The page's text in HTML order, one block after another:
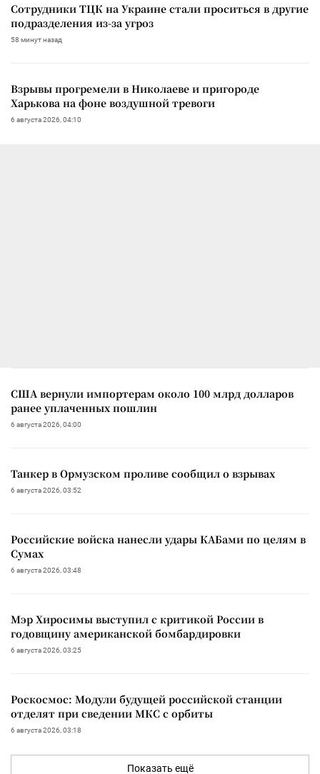
Сотрудники ТЦК на Украине стали проситься в другие
подразделения из-за угроз
58 минут назад
Взрывы прогремели в Николаеве и пригороде
Харькова на фоне воздушной тревоги
6 августа 2026, 04:10
США вернули импортерам около 100 млрд долларов
ранее уплаченных пошлин
6 августа 2026, 04:00
Танкер в Ормузском проливе сообщил о взрывах
6 августа 2026, 03:52
Российские войска нанесли удары КАБами по целям в
Сумах
6 августа 2026, 03:48
Мэр Хиросимы выступил с критикой России в
годовщину американской бомбардировки
6 августа 2026, 03:25
Роскосмос: Модули будущей российской станции
отделят при сведении МКС с орбиты
6 августа 2026, 03:18
Показать ещё